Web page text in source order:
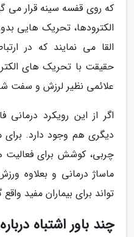
که روی قفسه سینه قرار می
الکترودها، تحریک هایی
القا می نمایند که در
حقیقت با تحریک های
علائمی نظیر لرزش و سفت
اگر از این رویکرد درمانی
دیگری هم وجود دارد. برای
چربی، کوشش برای فعالیت
ماساژ درمانی و بعلاوه
تواند برای بیماران مفید واقع
چند باور اشتباه